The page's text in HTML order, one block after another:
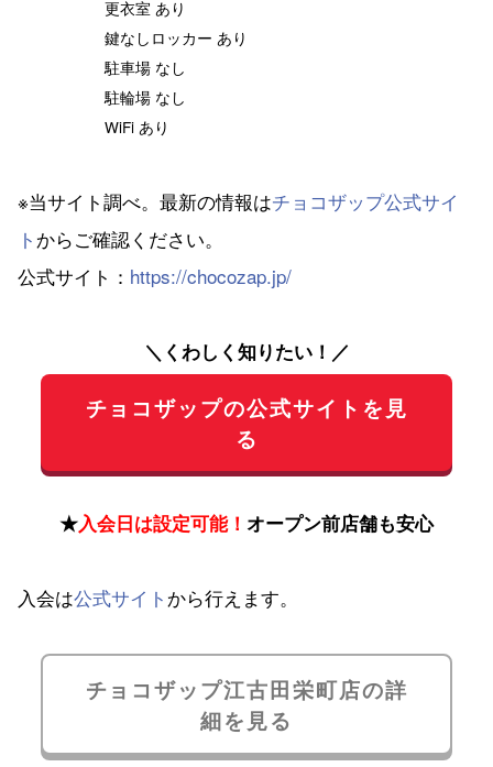
更衣室 あり
鍵なしロッカー あり
駐車場 なし
駐輪場 なし
WiFi あり
※当サイト調べ。最新の情報はチョコザップ公式サイ
ト からご確認ください。
公式サイト： https://chocozap.jp/
＼くわしく知りたい！／
チョコザップの公式サイトを見
る
★入会日は設定可能！ オープン前店舗も安心
入会は公式サイト から行えます。
チョコザップ江古田栄町店の詳
細を見る